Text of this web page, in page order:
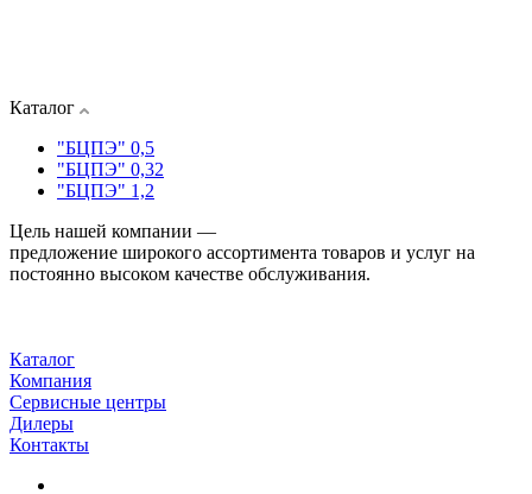
Каталог
"БЦПЭ" 0,5
"БЦПЭ" 0,32
"БЦПЭ" 1,2
Цель нашей компании —
предложение широкого ассортимента товаров и услуг на
постоянно высоком качестве обслуживания.
Каталог
Компания
Сервисные центры
Дилеры
Контакты